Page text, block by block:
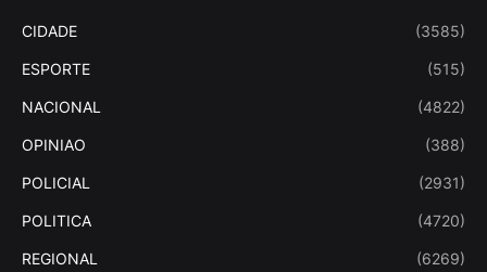
CIDADE (3585)
ESPORTE (515)
NACIONAL (4822)
OPINIAO (388)
POLICIAL (2931)
POLITICA (4720)
REGIONAL (6269)